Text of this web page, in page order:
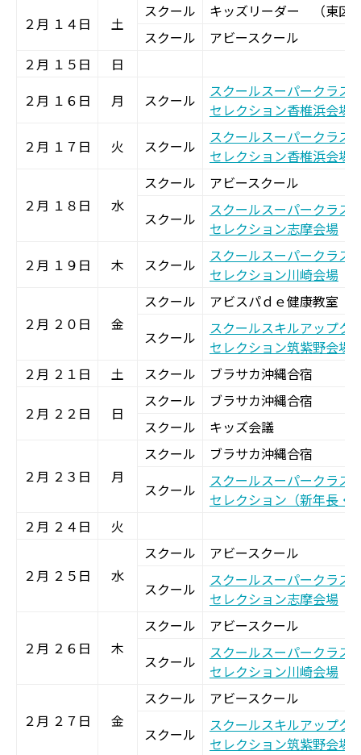
２月 １４日 土
スクール
キッズリーダー （東区
スクール
アビースクール
２月 １５日
日
２月 １６日
月 スクール
スクールスーパークラス
セレクション香椎浜会場
２月 １７日
火 スクール
スクールスーパークラス
セレクション香椎浜会場
２月 １８日 水
スクール
アビースクール
スクール
スクールスーパークラス
セレクション志摩会場
２月 １９日
木 スクール
スクールスーパークラス
セレクション川崎会場
２月 ２０日 金
スクール
アビスパｄｅ健康教室
スクール
スクールスキルアップク
セレクション筑紫野会場
２月 ２１日
土 スクール ブラサカ沖縄合宿
２月 ２２日 日
スクール
ブラサカ沖縄合宿
スクール
キッズ会議
２月 ２３日 月
スクール
ブラサカ沖縄合宿
スクール
スクールスーパークラス
セレクション（新年長・
２月 ２４日
火
２月 ２５日 水
スクール
アビースクール
スクール
スクールスーパークラス
セレクション志摩会場
２月 ２６日 木
スクール
アビースクール
スクール
スクールスーパークラス
セレクション川崎会場
２月 ２７日 金
スクール
アビースクール
スクール
スクールスキルアップク
セレクション筑紫野会場